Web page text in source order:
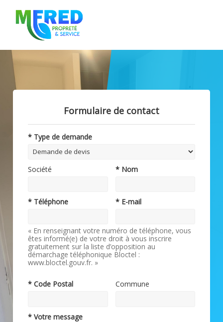
Formulaire de contact
* Type de demande
Société * Nom
* Téléphone * E-mail
« En renseignant votre numéro de téléphone, vous
êtes informé(e) de votre droit à vous inscrire
gratuitement sur la liste d’opposition au
démarchage téléphonique Bloctel :
www.bloctel.gouv.fr. »
* Code Postal Commune
* Votre message